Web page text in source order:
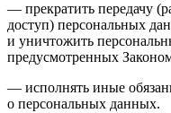
— прекратить передачу
доступ) персональных
и уничтожить
предусмотренных
— исполнять иные
о персональных данных.